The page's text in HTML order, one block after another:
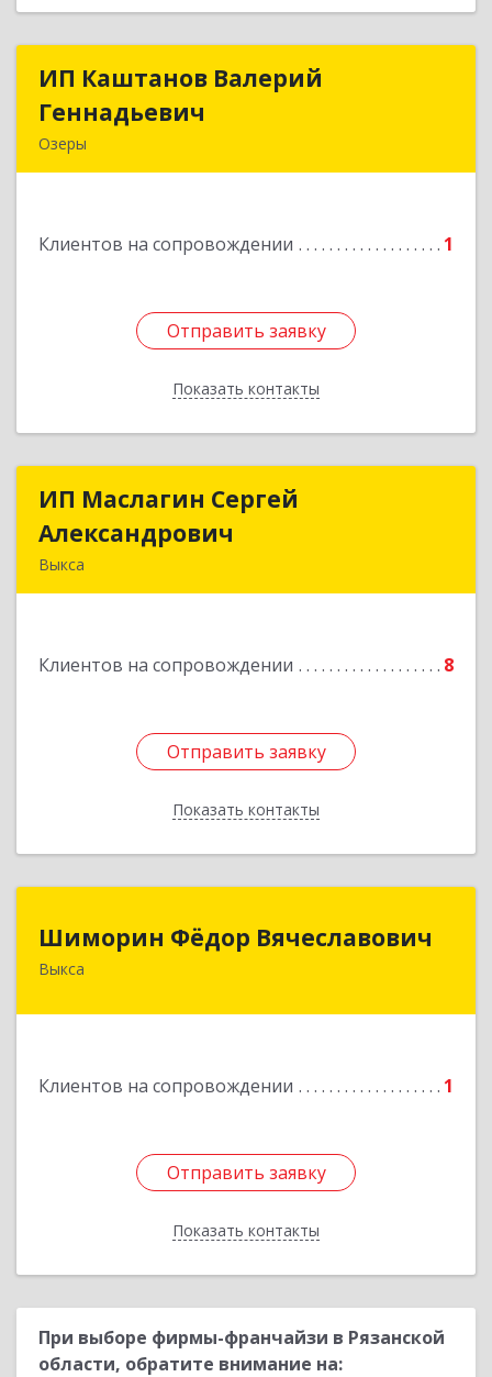
ИП Каштанов Валерий
Геннадьевич
Озеры
Клиентов на сопровождении 1
Отправить заявку
Показать контакты
ИП Каштанов Валерий
Подробнее
Отправить заявку
Назад
ИП Маслагин Сергей
Александрович
Выкса
Клиентов на сопровождении 8
Отправить заявку
Показать контакты
ИП Маслагин Сергей
Подробнее
Отправить заявку
Назад
Шиморин Фёдор Вячеславович
Выкса
Клиентов на сопровождении 1
Отправить заявку
Показать контакты
Шиморин Фёдор Вячеславович
Отправить заявку
Назад
При выборе фирмы-франчайзи в Рязанской
области, обратите внимание на: